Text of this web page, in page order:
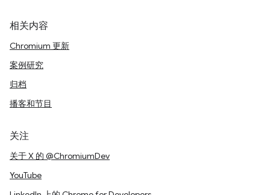
相关内容
Chromium 更新
案例研究
归档
播客和节目
关注
关于 X 的 @ChromiumDev
YouTube